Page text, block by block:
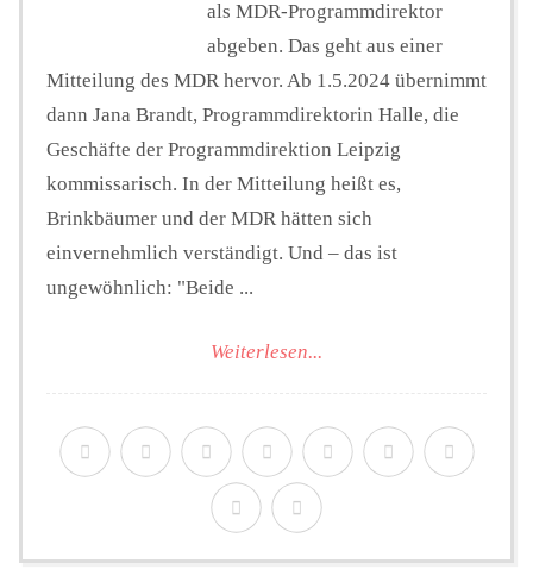
als MDR-Programmdirektor
abgeben. Das geht aus einer
Mitteilung des MDR hervor. Ab 1.5.2024 übernimmt
dann Jana Brandt, Programmdirektorin Halle, die
Geschäfte der Programmdirektion Leipzig
kommissarisch. In der Mitteilung heißt es,
Brinkbäumer und der MDR hätten sich
einvernehmlich verständigt. Und – das ist
ungewöhnlich: "Beide ...
Weiterlesen...